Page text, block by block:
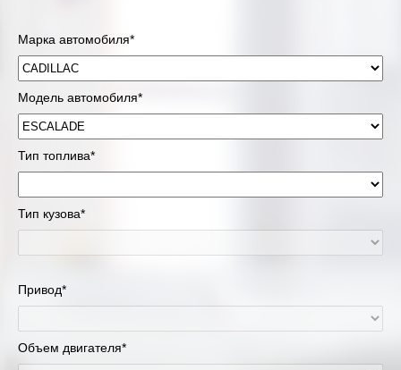
Марка автомобиля*
Модель автомобиля*
Тип топлива*
Тип кузова*
Привод*
Объем двигателя*